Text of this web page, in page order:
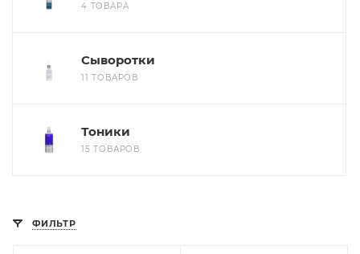
4 ТОВАРА
Сыворотки
11 ТОВАРОВ
Тоники
15 ТОВАРОВ
ФИЛЬТР